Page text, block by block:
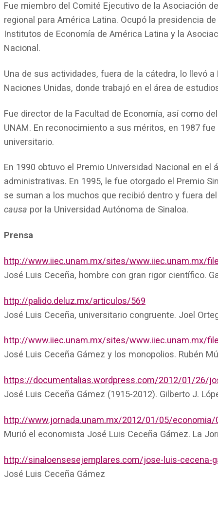
Fue miembro del Comité Ejecutivo de la Asociación
regional para América Latina. Ocupó la presidencia
Institutos de Economía de América Latina y la
Nacional.
Una de sus actividades, fuera de la cátedra, lo llevó
Naciones Unidas, donde trabajó en el área de
Fue director de la Facultad de Economía, así como
UNAM. En reconocimiento a sus méritos, en 1987
universitario.
En 1990 obtuvo el Premio Universidad Nacional en
administrativas. En 1995, le fue otorgado el Premio
se suman a los muchos que recibió dentro y fuera
causa por la Universidad Autónoma de Sinaloa.
Prensa
http://www.iiec.unam.mx/sites/www.iiec.unam.mx/
José Luis Ceceña, hombre con gran rigor científico.
http://palido.deluz.mx/articulos/569
José Luis Ceceña, universitario congruente. Joel
http://www.iiec.unam.mx/sites/www.iiec.unam.mx/
José Luis Ceceña Gámez y los monopolios. Rubén
https://documentalias.wordpress.com/2012/01/26/
José Luis Ceceña Gámez (1915-2012). Gilberto J.
http://www.jornada.unam.mx/2012/01/05/economia/
Murió el economista José Luis Ceceña Gámez. La
http://sinaloensesejemplares.com/jose-luis-cecena-
José Luis Ceceña Gámez